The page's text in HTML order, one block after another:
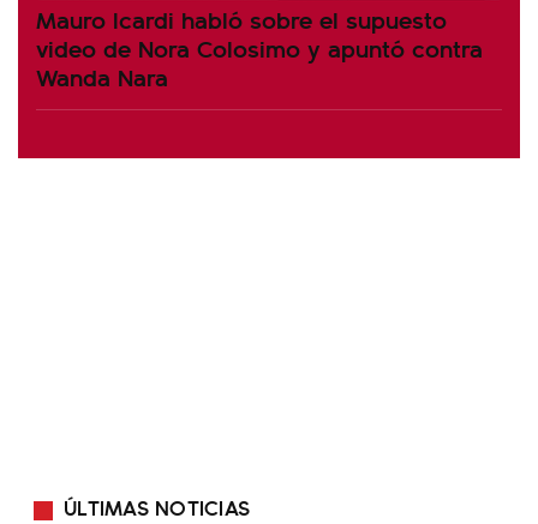
Mauro Icardi habló sobre el supuesto
video de Nora Colosimo y apuntó contra
Wanda Nara
ÚLTIMAS NOTICIAS